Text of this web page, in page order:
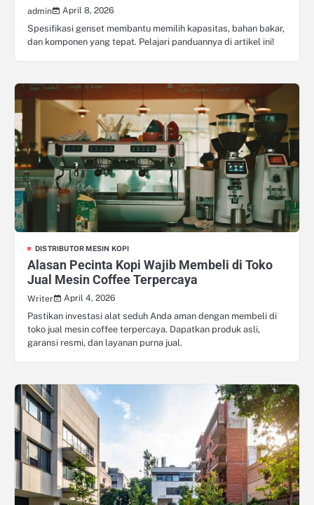
admin
April 8, 2026
Spesifikasi genset membantu memilih kapasitas, bahan bakar,
dan komponen yang tepat. Pelajari panduannya di artikel ini!
DISTRIBUTOR MESIN KOPI
Alasan Pecinta Kopi Wajib Membeli di Toko
Jual Mesin Coffee Terpercaya
Writer
April 4, 2026
Pastikan investasi alat seduh Anda aman dengan membeli di
toko jual mesin coffee terpercaya. Dapatkan produk asli,
garansi resmi, dan layanan purna jual.